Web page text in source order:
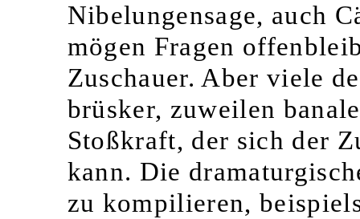
Nibelungensage, auch
mögen Fragen
Zuschauer. Aber viele
brüsker, zuweilen
Stoßkraft, der sich der
kann. Die
zu kompilieren,